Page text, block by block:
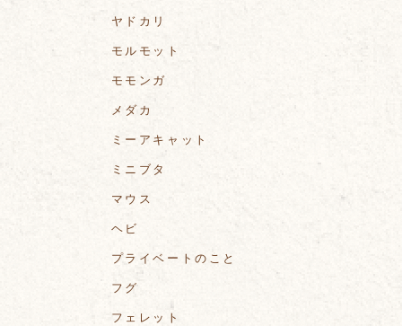
ヤドカリ
モルモット
モモンガ
メダカ
ミーアキャット
ミニブタ
マウス
ヘビ
プライベートのこと
フグ
フェレット